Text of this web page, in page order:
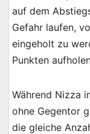
auf dem
Gefahr laufen,
eingeholt zu
Punkten
Während Nizza
ohne Gegentor
die gleiche